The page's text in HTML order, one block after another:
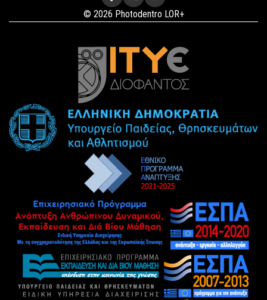
© 2026 Photodentro LOR+